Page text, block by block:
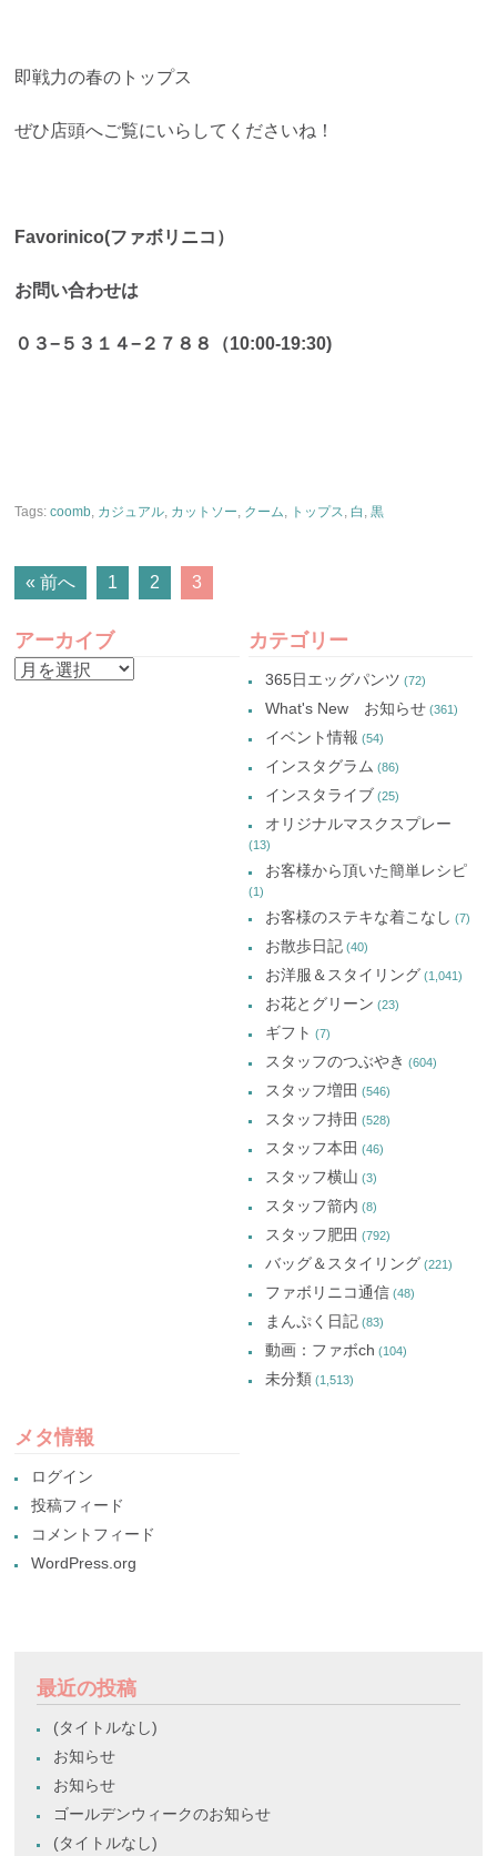
即戦力の春のトップス
ぜひ店頭へご覧にいらしてくださいね！
Favorinico(ファボリニコ）
お問い合わせは
０３−５３１４−２７８８（10:00-19:30)
Tags:coomb, カジュアル, カットソー, クーム, トップス, 白 ,黒
POSTS
NAVIGATION
« 前へ 1 2 3
アーカイブ
ア
カテゴリー
365日エッグパンツ (72)
What's New お知らせ(361)
イベント情報 (54)
インスタグラム (86)
インスタライブ (25)
オリジナルマスクスプレー
(13)
お客様から頂いた簡単レシピ
(1)
お客様のステキな着こなし (7)
お散歩日記(40)
お洋服＆スタイリング (1,041)
お花とグリーン (23)
ギフト (7)
スタッフのつぶやき (604)
スタッフ増田 (546)
スタッフ持田 (528)
スタッフ本田 (46)
スタッフ横山 (3)
スタッフ箭内 (8)
スタッフ肥田 (792)
バッグ＆スタイリング (221)
ファボリニコ通信 (48)
まんぷく日記(83)
動画：ファボch (104)
未分類 (1,513)
メタ情報
ログイン
投稿フィード
コメントフィード
WordPress.org
最近の投稿
(タイトルなし)
お知らせ
お知らせ
ゴールデンウィークのお知らせ
(タイトルなし)